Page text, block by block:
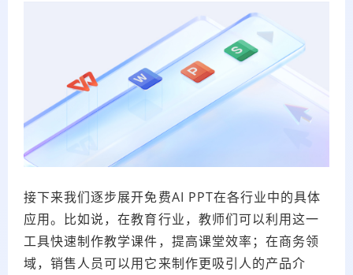
接下来我们逐步展开免费AI PPT在各行业中的具体
应用。比如说，在教育行业，教师们可以利用这一
工具快速制作教学课件，提高课堂效率；在商务领
域，销售人员可以用它来制作更吸引人的产品介